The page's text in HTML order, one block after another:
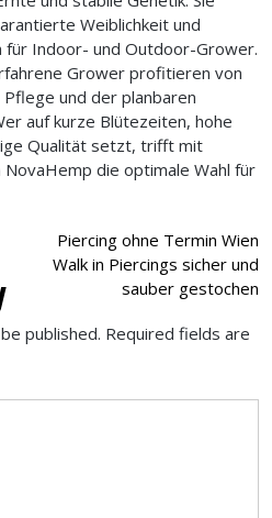
Weiblichkeit und
für Indoor- und Outdoor-Grower.
Grower profitieren von
und der planbaren
auf kurze Blütezeiten, hohe
Qualität setzt, trifft mit
die optimale Wahl für
Piercing ohne Termin Wien
Walk in Piercings sicher und
sauber gestochen
published. Required fields are